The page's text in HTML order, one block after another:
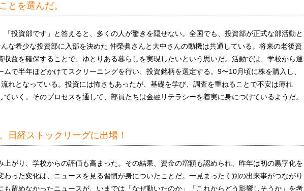
とを選んだ。
投資部です」と答えると、多くの人が驚きを隠せない。全国でも、投資部が正式な部活動と
な希少な投資部に入部を決めた 仲榮眞さんと大中さんの動機は共通している。将来の老後資
益を確保することで、ゆとりある暮らしを実現したいという思いだ。活動では、学校から運
で半年ほどかけてスクリーニングを行い、投資銘柄を選定する。9〜10月頃に株を購入し、
れとなっている。投資には怖さもあったが、基礎を学び、調査を重ねることで不安は薄れ
いく。そのプロセスを通して、部員たちは金融リテラシーを着実に身につけているようだ。
日経ストックリーグに出場！
がり、学校からの評価も高まった。その結果、資金の増額も認められ、昨年は初の黒字化を
った変化は、ニュースを見る習慣が身についたことだ。一見まったく別の出来事がつながり
留めなかったニュースが、いまでは「なぜ動いたのか」「これからどう影響しそうか」を考